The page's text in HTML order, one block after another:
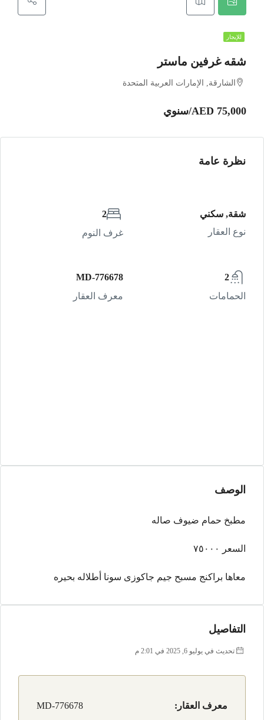
للإيجار
شقه غرفين ماستر
الشارقة, الإمارات العربية المتحدة
AED 75,000/سنوي
نظرة عامة
شقة, سكني
نوع العقار
2
غرف النوم
2
الحمامات
MD-776678
معرف العقار
الوصف
مطبخ حمام ضيوف صاله
السعر ٧٥٠٠٠
معاها براكنج مسبح جيم جاكوزى سونا أطلاله بحيره
التفاصيل
تحديث في يوليو 6, 2025 في 2:01 م
معرف العقار: MD-776678